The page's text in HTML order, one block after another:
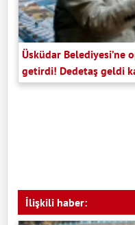
Üsküdar Belediyesi’ne
getirdi! Dedetaş geldi
İlişkili haber: